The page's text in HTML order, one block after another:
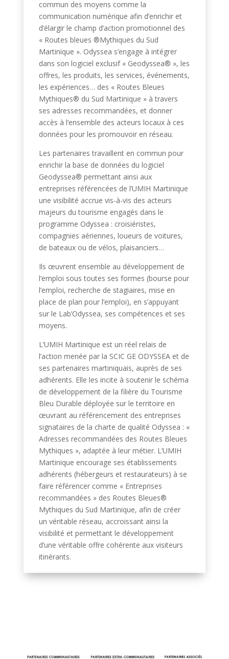
commun des moyens comme la
communication numérique afin d’enrichir et
d’élargir le champ d’action promotionnel des
« Routes bleues ®Mythiques du Sud
Martinique ». Odyssea s’engage à intégrer
dans son logiciel exclusif « Geodyssea® », les
offres, les produits, les services, événements,
les expériences… des « Routes Bleues
Mythiques® du Sud Martinique » à travers
ses adresses recommandées, et donner
accès à l’ensemble des acteurs locaux à ces
données pour les promouvoir en réseau.
Les partenaires travaillent en commun pour
enrichir la base de données du logiciel
Geodyssea® permettant ainsi aux
entreprises référencées de l’UMIH Martinique
une visibilité accrue vis-à-vis des acteurs
majeurs du tourisme engagés dans le
programme Odyssea : croisiéristes,
compagnies aériennes, loueurs de voitures,
de bateaux ou de vélos, plaisanciers…
Ils œuvrent ensemble au développement de
l’emploi sous toutes ses formes (bourse pour
l’emploi, recherche de stagiaires, mise en
place de plan pour l’emploi), en s’appuyant
sur le Lab’Odyssea, ses compétences et ses
moyens.
L’UMIH Martinique est un réel relais de
l’action menée par la SCIC GE ODYSSEA et de
ses partenaires martiniquais, auprès de ses
adhérents. Elle les incite à soutenir le schéma
de développement de la filière du Tourisme
Bleu Durable déployée sur le territoire en
œuvrant au référencement des entreprises
signataires de la charte de qualité Odyssea : «
Adresses recommandées des Routes Bleues
Mythiques », adaptée à leur métier. L’UMIH
Martinique encourage ses établissements
adhérents (hébergeurs et restaurateurs) à se
faire référencer comme « Entreprises
recommandées » des Routes Bleues®
Mythiques du Sud Martinique, afin de créer
un véritable réseau, accroissant ainsi la
visibilité et permettant le développement
d’une véritable offre cohérente aux visiteurs
itinérants.